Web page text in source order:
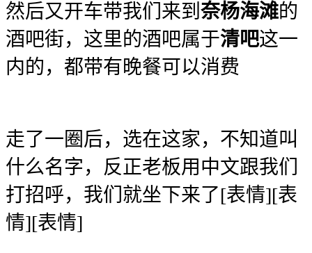
然后又开车带我们来到 奈杨海滩的
酒吧街，这里的酒吧属于清吧这一
内的，都带有晚餐可以消费
走了一圈后，选在这家，不知道叫
什么名字，反正老板用中文跟我们
打招呼，我们就坐下来了[表情][表
情][表情]